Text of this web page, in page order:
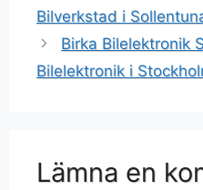
Bilverkstad i
Birka Bilelektronik
Bilelektronik i
Lämna en